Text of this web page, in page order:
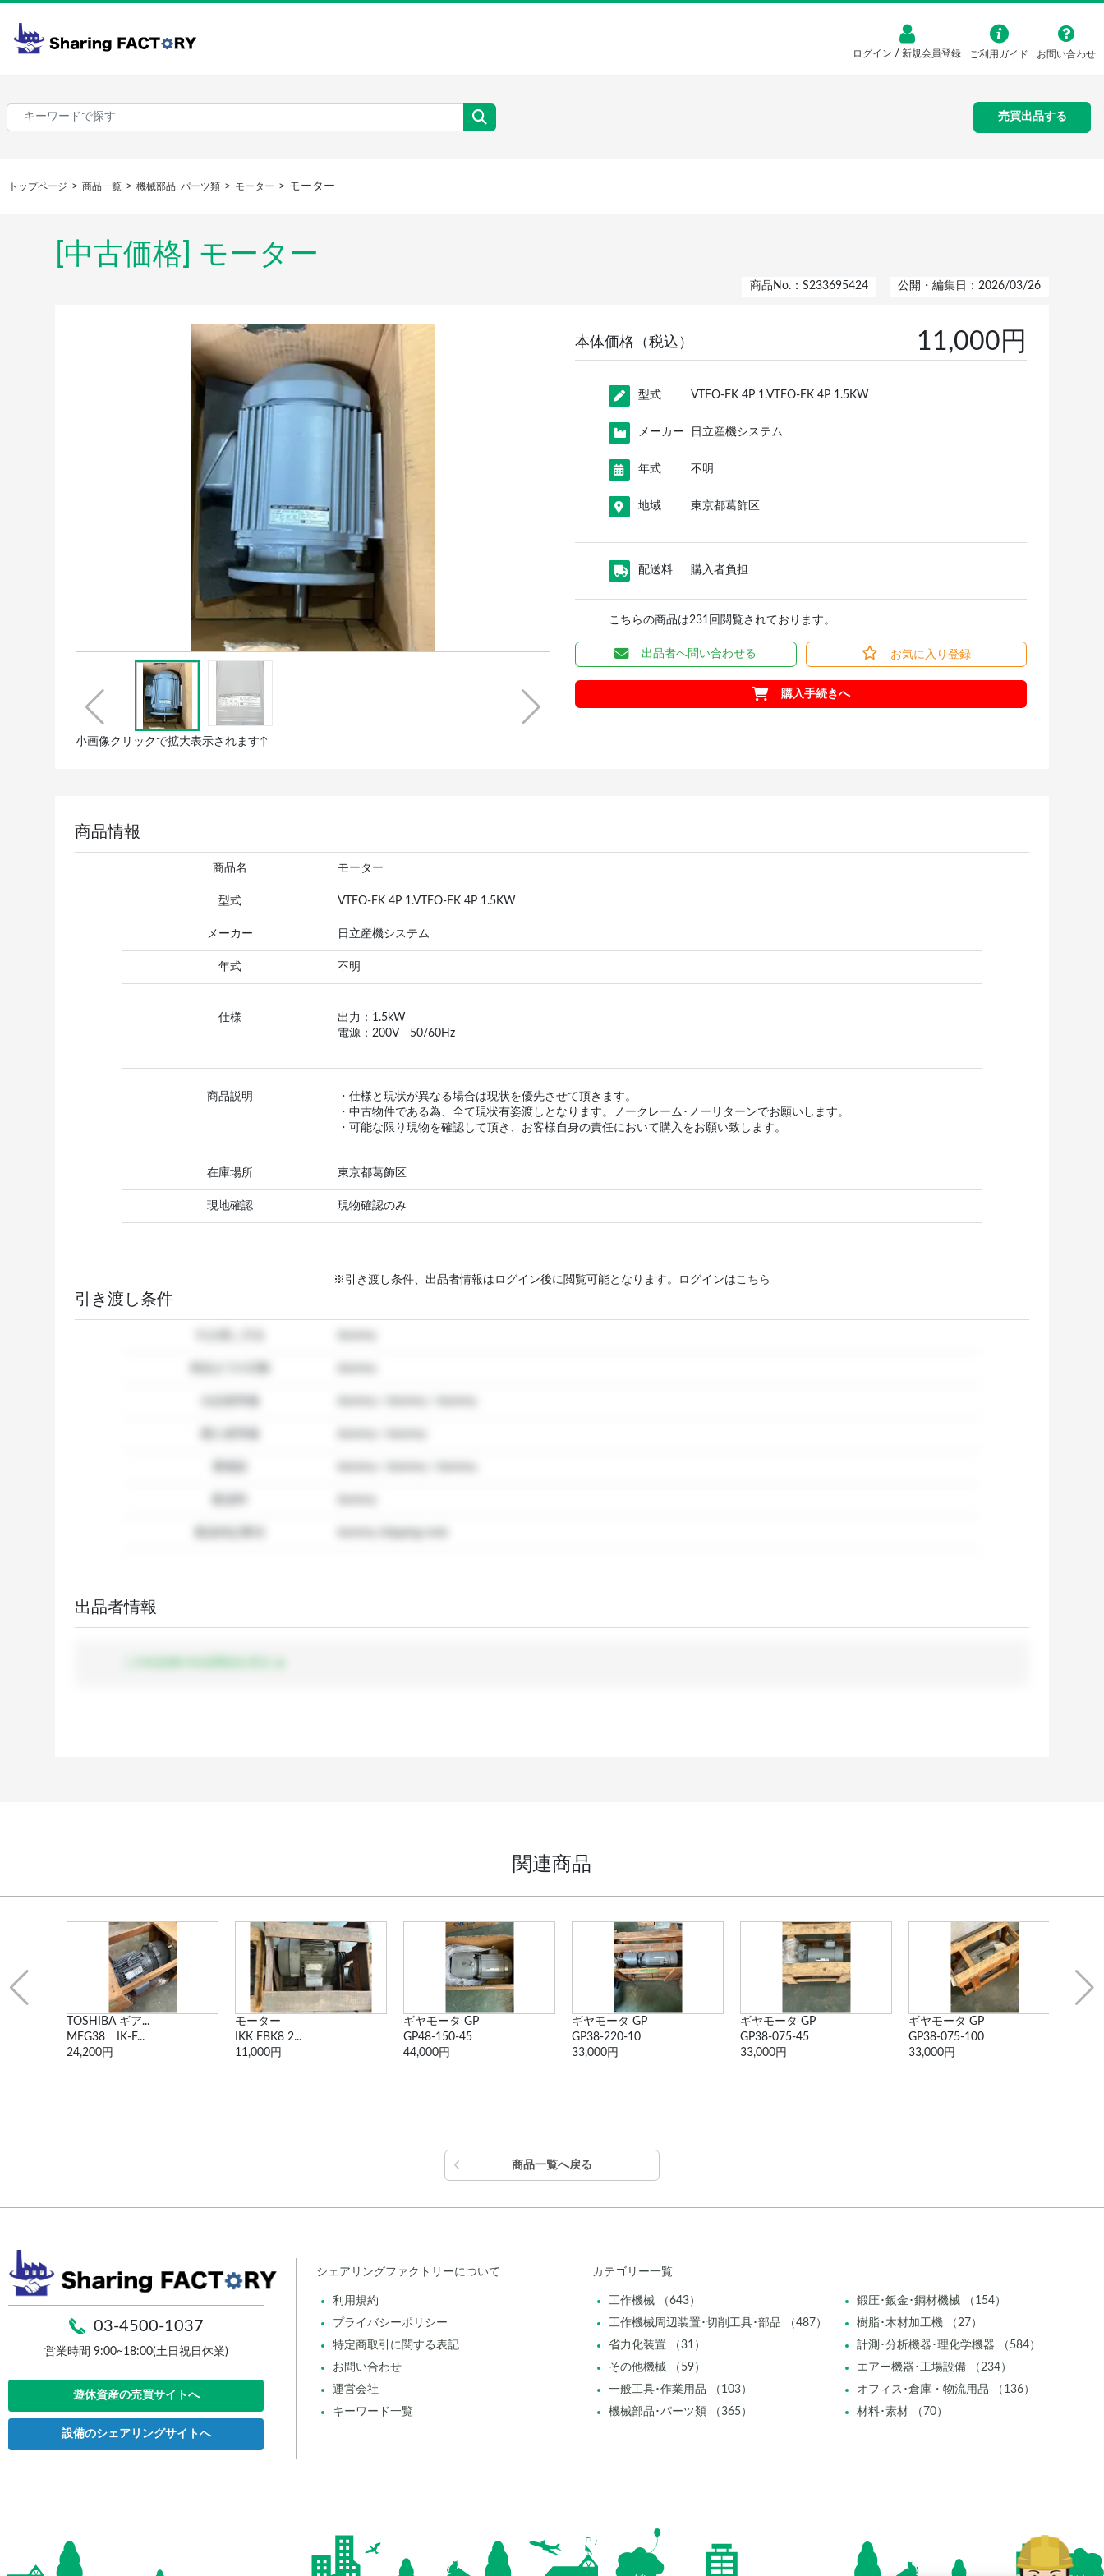
ログイン / 新規会員登録 ご利用ガイド お問い合わせ
売買出品する
トップページ 商品一覧 機械部品･パーツ類 モーター モーター
[中古価格] モーター
商品No.：S233695424 公開・編集日：2026/03/26
小画像クリックで拡大表示されます↑
本体価格（税込） 11,000円
型式 VTFO-FK 4P 1.VTFO-FK 4P 1.5KW
メーカー 日立産機システム
年式 不明
地域 東京都葛飾区
配送料 購入者負担
こちらの商品は231回閲覧されております。
出品者へ問い合わせる お気に入り登録
購入手続きへ
商品情報
商品名 モーター
型式 VTFO-FK 4P 1.VTFO-FK 4P 1.5KW
メーカー 日立産機システム
年式 不明
仕様
出力：1.5kW
電源：200V 50/60Hz
商品説明
・仕様と現状が異なる場合は現状を優先させて頂きます。
・中古物件である為、全て現状有姿渡しとなります。ノークレーム･ノーリターンでお願いします。
・可能な限り現物を確認して頂き、お客様自身の責任において購入をお願い致します。
在庫場所 東京都葛飾区
現地確認 現物確認のみ
※引き渡し条件、出品者情報はログイン後に閲覧可能となります。ログインは こちら
引き渡し条件
出品者情報
関連商品
TOSHIBA ギア...
MFG38 IK-F...
24,200円
モーター
IKK FBK8 2...
11,000円
ギヤモータ GP
GP48-150-45
44,000円
ギヤモータ GP
GP38-220-10
33,000円
ギヤモータ GP
GP38-075-45
33,000円
ギヤモータ GP
GP38-075-100
33,000円
商品一覧へ戻る
03-4500-1037
営業時間 9:00~18:00(土日祝日休業)
遊休資産の売買サイトへ
設備のシェアリングサイトへ
シェアリングファクトリーについて
利用規約
プライバシーポリシー
特定商取引に関する表記
お問い合わせ
運営会社
キーワード一覧
カテゴリー一覧
工作機械 （643）
鍛圧･鈑金･鋼材機械 （154）
工作機械周辺装置･切削工具･部品 （487）
樹脂･木材加工機 （27）
省力化装置 （31）
計測･分析機器･理化学機器 （584）
その他機械 （59）
エアー機器･工場設備 （234）
一般工具･作業用品 （103）
オフィス･倉庫・物流用品 （136）
機械部品･パーツ類 （365）
材料･素材 （70）